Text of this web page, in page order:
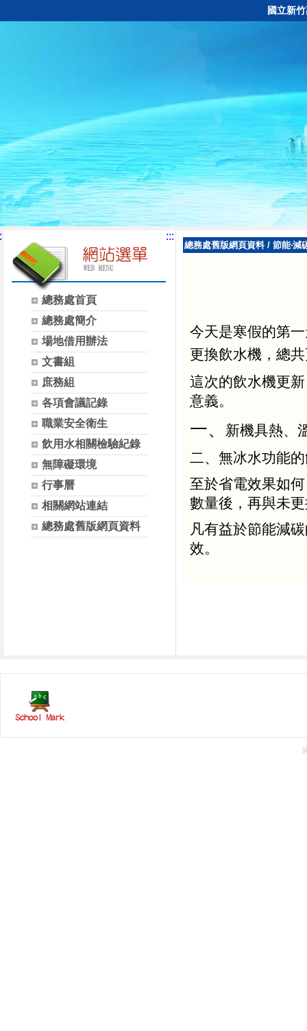
國立新
總務處首頁
總務處簡介
場地借用辦法
文書組
庶務組
各項會議記錄
職業安全衛生
飲用水相關檢驗紀錄
無障礙環境
行事曆
相關網站連結
總務處舊版網頁資料
:::
總務處舊版網頁資料/ 節能‧減
今天是寒假的第
更換飲水機，總
這次的飲水機更
意義。
一、
新機具熱、
二、無冰水功能
至於省電效果如
數量後，再與未
凡有益於節能減
效。